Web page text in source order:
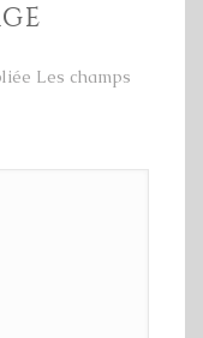
Les champs